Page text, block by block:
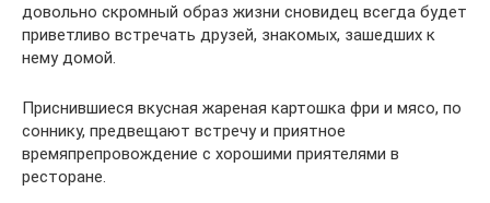
довольно скромный образ жизни сновидец всегда будет
приветливо встречать друзей, знакомых, зашедших к
нему домой.
Приснившиеся вкусная жареная картошка фри и мясо, по
соннику, предвещают встречу и приятное
времяпрепровождение с хорошими приятелями в
ресторане.